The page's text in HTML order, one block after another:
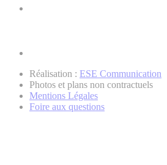
Réalisation : ESE Communication
Photos et plans non contractuels
Mentions Légales
Foire aux questions